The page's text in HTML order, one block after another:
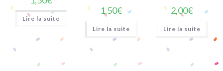
Lire la suite
1,50€
Lire la suite
2,00€
Lire la suite